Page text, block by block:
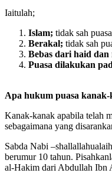
Iaitulah;
Islam; tidak sah
Berakal; tidak sah
Bebas dari haid dan
Puasa dilakukan
Apa hukum puasa kanak-
Kanak-kanak apabila telah
sebagaimana yang
Sabda Nabi
berumur 10 tahun.
al-Hakim dari Abdullah Ibn